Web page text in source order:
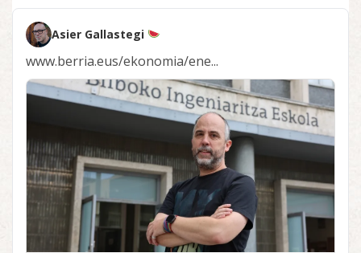
Asier Gallastegi
www.berria.eus/ekonomia/ene...